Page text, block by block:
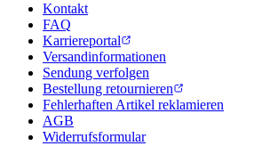
Kontakt
FAQ
Karriereportal
Versandinformationen
Sendung verfolgen
Bestellung retournieren
Fehlerhaften Artikel reklamieren
AGB
Widerrufsformular